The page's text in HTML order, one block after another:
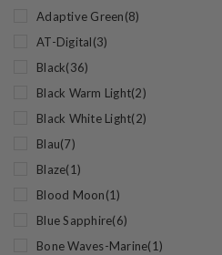
Adaptive Green(8)
AT-Digital(3)
Black(36)
Black Warm Light(2)
Black White Light(2)
Blau(7)
Blaze(1)
Blood Moon(1)
Blue Sapphire(6)
Bone Waves-Marine(1)